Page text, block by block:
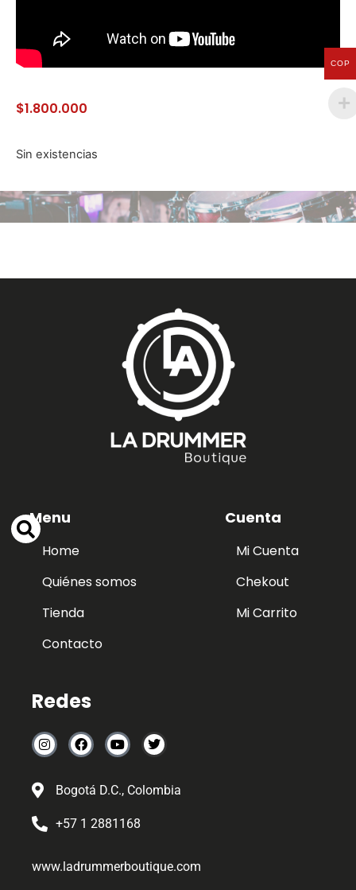
$1.800.000
Sin existencias
Menu
Home
Quiénes somos
Tienda
Contacto
Cuenta
Mi Cuenta
Chekout
Mi Carrito
Redes
Bogotá D.C., Colombia
+57 1 2881168
www.ladrummerboutique.com
COP